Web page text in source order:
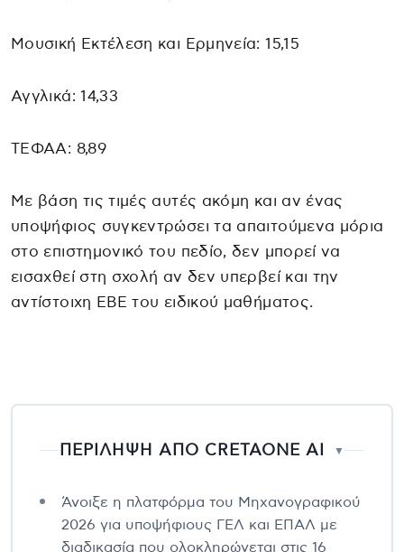
Μουσική Εκτέλεση και Ερμηνεία: 15,15
Αγγλικά: 14,33
ΤΕΦΑΑ: 8,89
Με βάση τις τιμές αυτές ακόμη και αν ένας
υποψήφιος συγκεντρώσει τα απαιτούμενα μόρια
στο επιστημονικό του πεδίο, δεν μπορεί να
εισαχθεί στη σχολή αν δεν υπερβεί και την
αντίστοιχη ΕΒΕ του ειδικού μαθήματος.
ΠΕΡΙΛΗΨΗ ΑΠΟ CRETAONE AI ▼
Άνοιξε η πλατφόρμα του Μηχανογραφικού
2026 για υποψήφιους ΓΕΛ και ΕΠΑΛ με
διαδικασία που ολοκληρώνεται στις 16